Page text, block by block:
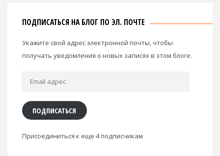
ПОДПИСАТЬСЯ НА БЛОГ ПО ЭЛ. ПОЧТЕ
Укажите свой адрес электронной почты, чтобы
получать уведомления о новых записях в этом блоге.
Email
ПОДПИСАТЬСЯ
Присоединиться к еще 4 подписчикам